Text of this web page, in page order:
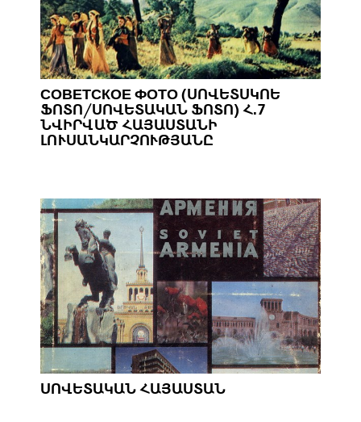
СОВЕТСКОЕ ФОТО (ՍՈՎԵՏՍԿՈԵ
ՖՈՏՈ/ՍՈՎԵՏԱԿԱՆ ՖՈՏՈ) Հ.7
ՆՎԻՐՎԱԾ ՀԱՅԱՍՏԱՆԻ
ԼՈՒՍԱՆԿԱՐՉՈՒԹՅԱՆԸ
ՍՈՎԵՏԱԿԱՆ ՀԱՅԱՍՏԱՆ